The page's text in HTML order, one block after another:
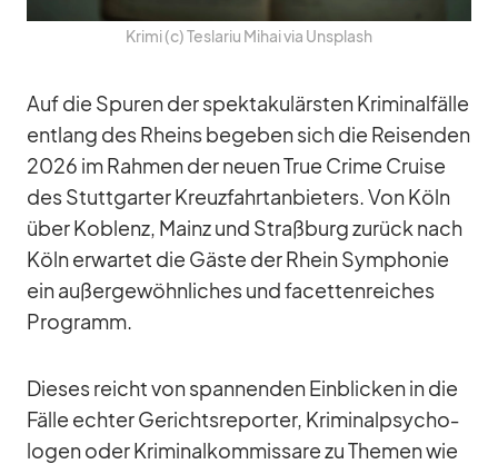
Krimi (c) Tes­la­riu Mi­hai via Un­s­plash
Auf die Spu­ren der spek­ta­ku­lärs­ten Kri­mi­nal­fälle
ent­lang des Rheins be­ge­ben sich die Rei­sen­den
2026 im Rah­men der neuen True Crime Cruise
des Stutt­gar­ter Kreuz­fahrt­an­bie­ters. Von Köln
über Ko­blenz, Mainz und Straß­burg zu­rück nach
Köln er­war­tet die Gäste der Rhein Sym­pho­nie
ein au­ßer­ge­wöhn­li­ches und fa­cet­ten­rei­ches
Pro­gramm.
Die­ses reicht von span­nen­den Ein­bli­cken in die
Fälle ech­ter Ge­richts­re­por­ter, Kri­mi­nal­psy­cho­
lo­gen oder Kri­mi­nal­kom­mis­sare zu The­men wie